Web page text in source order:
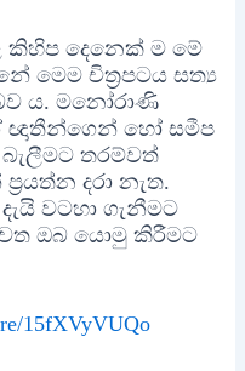
දෙනෙක් ම මේ
මෙම චිත්‍රපටය සත්‍ය
ය. මනෝරාණි
ඥාතීන්ගෙන් හෝ සමීප
තරම්වත්
දරා නැත.
වටහා ගැනීමට
ඔබ යොමු කිරීමට
15fXVyVUQo